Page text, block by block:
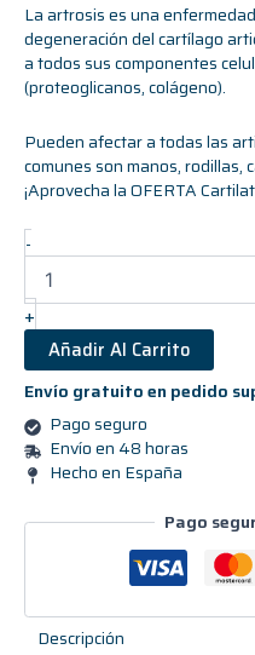
La artrosis es una
degeneración del cartílago
a todos sus componentes
(proteoglicanos, colágeno).
Pueden afectar a todas las
comunes son manos, rodillas,
¡Aprovecha laOFERTA
-
+
Añadir Al Carrito
Envío gratuito en pedido
Pago seguro
Envío en 48 horas
Hecho en España
Pago
Descripción